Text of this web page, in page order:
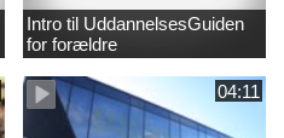
Intro til UddannelsesGuiden
for forældre
04:11